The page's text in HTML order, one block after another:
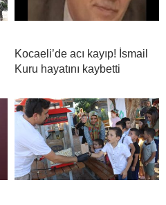
Kocaeli’de acı kayıp! İsmail
Kuru hayatını kaybetti